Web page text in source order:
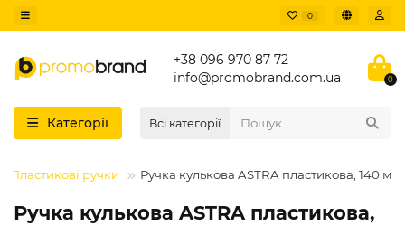
0
+38 096 970 87 72
info@promobrand.com.ua
0
Категорії Всі категорії
Пластикові ручки Ручка кулькова ASTRA пластикова, 140 мм
Ручка кулькова ASTRA пластикова,